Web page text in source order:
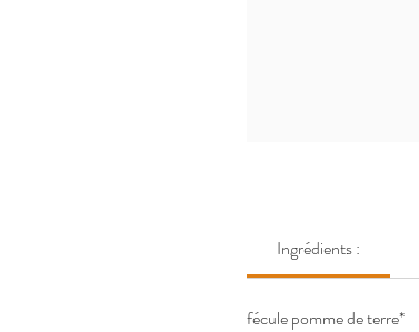
Ingrédients :
fécule pomme de terre*